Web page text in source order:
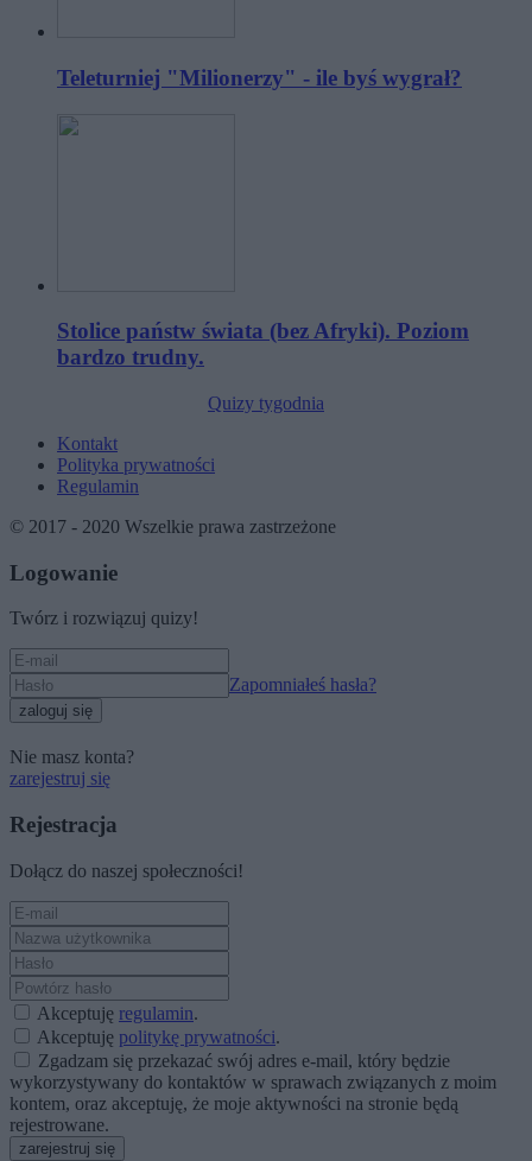
Teleturniej "Milionerzy" - ile byś wygrał?
Stolice państw świata (bez Afryki). Poziom
bardzo trudny.
Quizy tygodnia
Kontakt
Polityka prywatności
Regulamin
© 2017 - 2020 Wszelkie prawa zastrzeżone
Logowanie
Twórz i rozwiązuj quizy!
Zapomniałeś hasła?
zaloguj się
Nie masz konta?
zarejestruj się
Rejestracja
Dołącz do naszej społeczności!
Akceptuję regulamin.
Akceptuję politykę prywatności.
Zgadzam się przekazać swój adres e-mail, który będzie
wykorzystywany do kontaktów w sprawach związanych z moim
kontem, oraz akceptuję, że moje aktywności na stronie będą
rejestrowane.
zarejestruj się